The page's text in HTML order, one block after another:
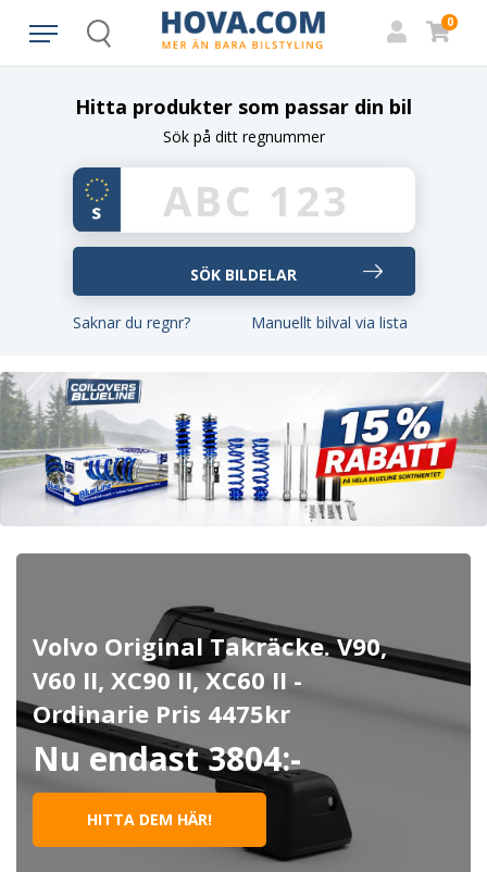
Search
0
Hitta produkter som passar din bil
Sök på ditt regnummer
Saknar du regnr? Manuellt bilval via lista
Volvo Original Takräcke. V90,
V60 II, XC90 II, XC60 II -
Ordinarie Pris 4475kr
Nu endast 3804:-
HITTA DEM HÄR!